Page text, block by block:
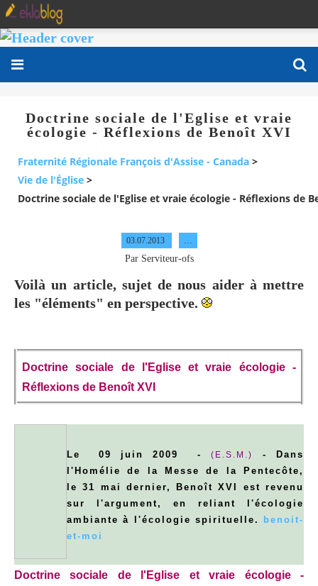
Doctrine sociale de l'Eglise et vraie
écologie - Réflexions de Benoît XVI
Fraternité Régionale François d'Assise - Canada >
Vie de l'Église >
Doctrine sociale de l'Eglise et vraie écologie - Réflexions de
03.07.2013
Par Serviteur-ofs
Voilà un article, sujet de nous aider à mettre
les "éléments" en perspective.
Doctrine sociale de l'Eglise et vraie écologie -
Réflexions de Benoît XVI
Le 09 juin 2009 - (E.S.M.)
- Dans
l'Homélie de la Messe de la Pentecôte,
le 31 mai dernier, Benoît XVI est revenu
sur l'argument, en reliant l'écologie
ambiante à l'écologie spirituelle.
benoit-
et-moi
Doctrine sociale de l'Eglise et vraie écologie -